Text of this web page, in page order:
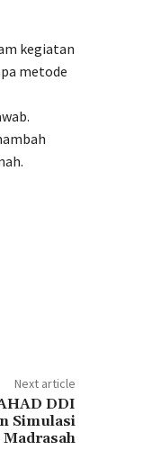
kegiatan
metode
Next article
DDI
Simulasi